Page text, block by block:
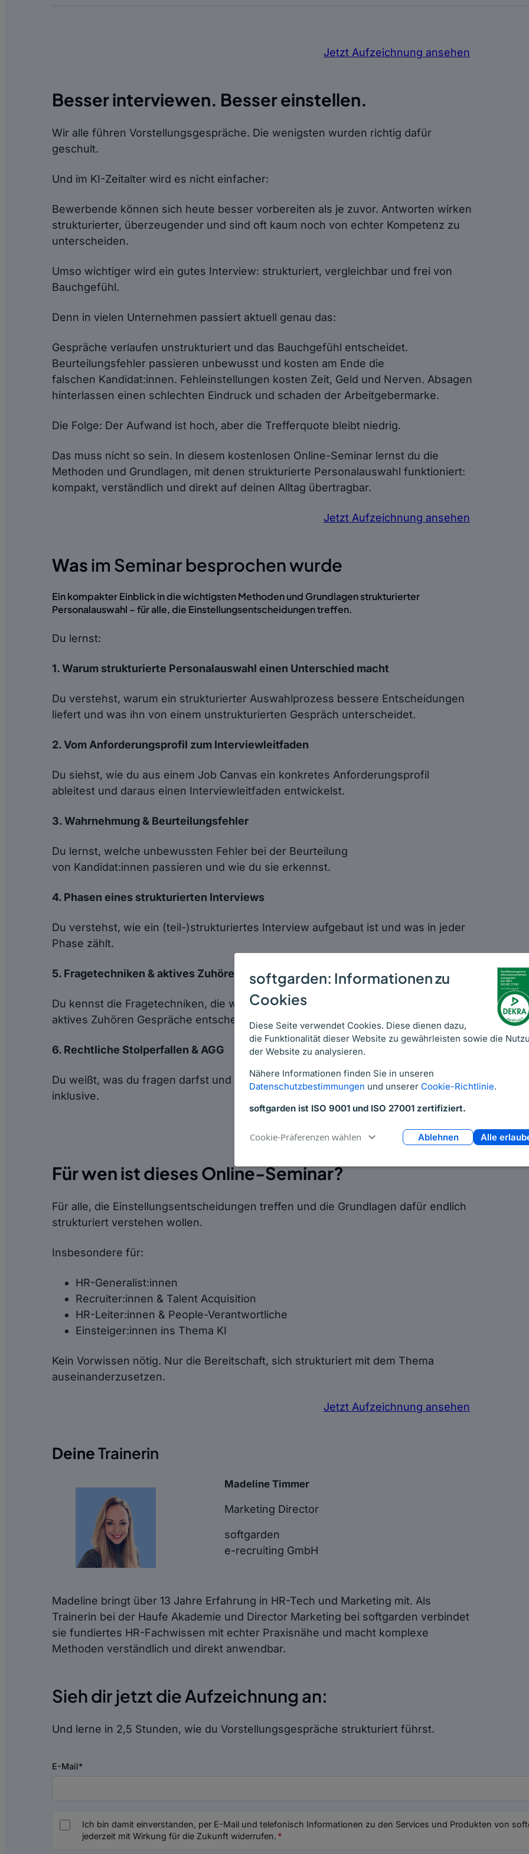
softgarden: Informationen zu
Cookies
Diese Seite verwendet Cookies. Diese dienen dazu,
die Funktionalität dieser Website zu gewährleisten sowie die
der Website zu analysieren.
Nähere Informationen finden Sie in unseren
Datenschutzbestimmungen und unserer Cookie-Richtlinie.
softgarden ist ISO 9001 und ISO 27001 zertifiziert.
Cookie-Präferenzen wählen Ablehnen Alle
Jetzt Aufzeichnung ansehen
Besser interviewen. Besser einstellen.
Wir alle führen Vorstellungsgespräche. Die wenigsten wurden richtig dafür
geschult.
Und im KI-Zeitalter wird es nicht einfacher:
Bewerbende können sich heute besser vorbereiten als je zuvor. Antworten wirken
strukturierter, überzeugender und sind oft kaum noch von echter Kompetenz zu
unterscheiden.
Umso wichtiger wird ein gutes Interview: strukturiert, vergleichbar und frei von
Bauchgefühl.
Denn in vielen Unternehmen passiert aktuell genau das:
Gespräche verlaufen unstrukturiert und das Bauchgefühl entscheidet.
Beurteilungsfehler passieren unbewusst und kosten am Ende die
falschen Kandidat:innen. Fehleinstellungen kosten Zeit, Geld und Nerven. Absagen
hinterlassen einen schlechten Eindruck und schaden der Arbeitgebermarke.
Die Folge: Der Aufwand ist hoch, aber die Trefferquote bleibt niedrig.
Das muss nicht so sein. In diesem kostenlosen Online-Seminar lernst du die
Methoden und Grundlagen, mit denen strukturierte Personalauswahl funktioniert:
kompakt, verständlich und direkt auf deinen Alltag übertragbar.
Jetzt Aufzeichnung ansehen
Was im Seminar besprochen wurde
Ein kompakter Einblick in die wichtigsten Methoden und Grundlagen strukturierter
Personalauswahl – für alle, die Einstellungsentscheidungen treffen.
Du lernst:
1. Warum strukturierte Personalauswahl einen Unterschied macht
Du verstehst, warum ein strukturierter Auswahlprozess bessere Entscheidungen
liefert und was ihn von einem unstrukturierten Gespräch unterscheidet.
2. Vom Anforderungsprofil zum Interviewleitfaden
Du siehst, wie du aus einem Job Canvas ein konkretes Anforderungsprofil
ableitest und daraus einen Interviewleitfaden entwickelst.
3. Wahrnehmung & Beurteilungsfehler
Du lernst, welche unbewussten Fehler bei der Beurteilung
von Kandidat:innen passieren und wie du sie erkennst.
4. Phasen eines strukturierten Interviews
Du verstehst, wie ein (teil-)strukturiertes Interview aufgebaut ist und was in jeder
Phase zählt.
5. Fragetechniken & aktives Zuhören
Du kennst die Fragetechniken, die wirklich Aufschluss geben und weißt, wie
aktives Zuhören Gespräche entscheidend verbessert.
6. Rechtliche Stolperfallen & AGG
Du weißt, was du fragen darfst und was nicht. Entgelttransparenz-Vorschriften
inklusive.
Für wen ist dieses Online-Seminar?
Für alle, die Einstellungsentscheidungen treffen und die Grundlagen dafür endlich
strukturiert verstehen wollen.
Insbesondere für:
HR-Generalist:innen
Recruiter:innen & Talent Acquisition
HR-Leiter:innen & People-Verantwortliche
Einsteiger:innen ins Thema KI
Kein Vorwissen nötig. Nur die Bereitschaft, sich strukturiert mit dem Thema
auseinanderzusetzen.
Jetzt Aufzeichnung ansehen
DeineTrainerin
Madeline Timmer
Marketing Director
softgarden
e-recruiting GmbH
Madeline bringt über 13 Jahre Erfahrung in HR-Tech und Marketing mit. Als
Trainerin bei der Haufe Akademie und Director Marketing bei softgarden verbindet
sie fundiertes HR-Fachwissen mit echter Praxisnähe und macht komplexe
Methoden verständlich und direkt anwendbar.
Sieh dir jetzt die Aufzeichnung an:
Und lerne in 2,5 Stunden, wie du Vorstellungsgespräche strukturiert führst.
E-Mail*
Ich bin damit einverstanden, per E-Mail und telefonisch Informationen zu den Services und Produkten von
jederzeit mit Wirkung für die Zukunft widerrufen. *